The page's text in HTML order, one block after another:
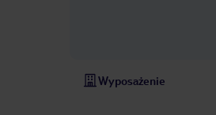
Wyposażenie